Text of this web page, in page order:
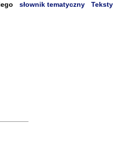
słownik tematyczny
Teksty